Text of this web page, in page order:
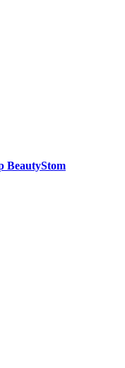
BeautyStom